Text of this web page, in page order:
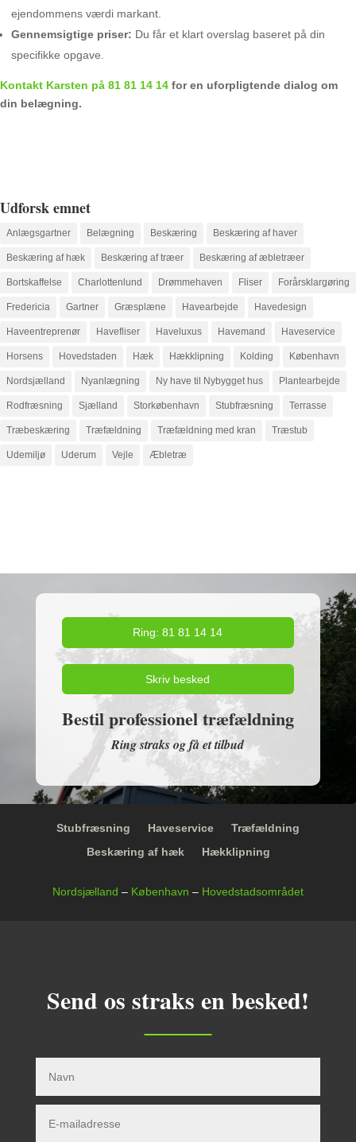
ejendommens værdi markant.
Gennemsigtige priser: Du får et klart overslag baseret på din
specifikke opgave.
Kontakt Karsten på 81 81 14 14 for en uforpligtende dialog om
din belægning.
Udforsk emnet
Anlægsgartner Belægning Beskæring Beskæring af haver
Beskæring af hæk Beskæring af træer Beskæring af æbletræer
Bortskaffelse Charlottenlund Drømmehaven Fliser Forårsklargøring
Fredericia Gartner Græsplæne Havearbejde Havedesign
Haveentreprenør Havefliser Haveluxus Havemand Haveservice
Horsens Hovedstaden Hæk Hækklipning Kolding København
Nordsjælland Nyanlægning Ny have til Nybygget hus Plantearbejde
Rodfræsning Sjælland Storkøbenhavn Stubfræsning Terrasse
Træbeskæring Træfældning Træfældning med kran Træstub
Udemiljø Uderum Vejle Æbletræ
Ring: 81 81 14 14
Skriv besked
Bestil professionel træfældning
Ring straks og få et tilbud
Stubfræsning Haveservice
Træfældning
Beskæring af hæk
Hækklipning
Nordsjælland – København – Hovedstadsområdet
Send os straks en besked!